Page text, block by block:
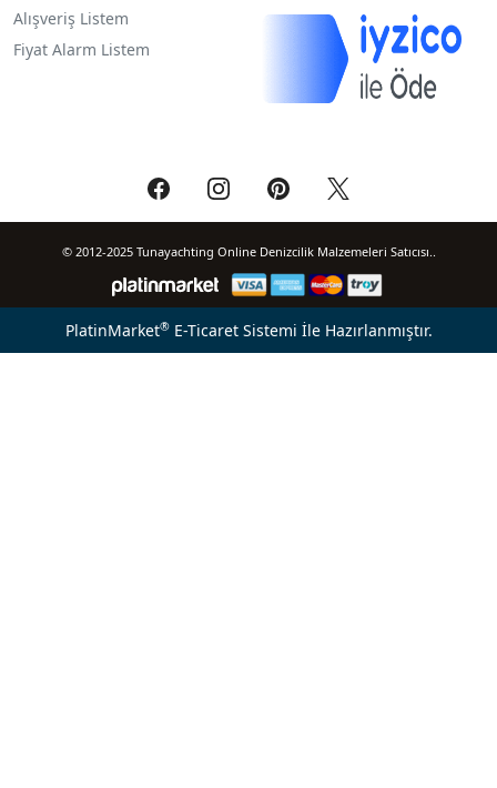
Alışveriş Listem
Fiyat Alarm Listem
© 2012-2025 Tunayachting Online Denizcilik Malzemeleri Satıcısı..
PlatinMarket®E-Ticaret Sistemi İle Hazırlanmıştır.